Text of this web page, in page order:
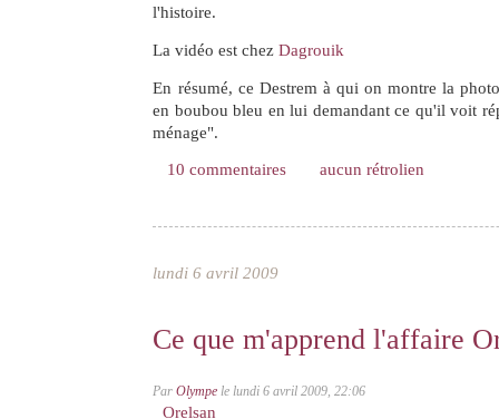
l'histoire.
La vidéo est chezDagrouik
En résumé, ce Destrem à qui on montre la
en boubou bleu en lui demandant ce qu'il voit
ménage".
10 commentaires aucun rétrolien
lundi 6 avril 2009
Ce que m'apprend l'affaire
ParOlympe le lundi 6 avril 2009, 22:06
Orelsan